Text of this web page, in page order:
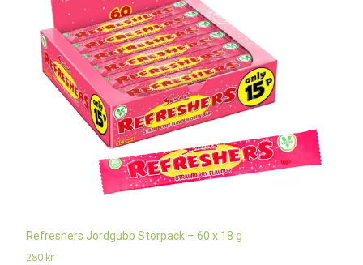
Refreshers Jordgubb Storpack – 60 x 18 g
280 kr